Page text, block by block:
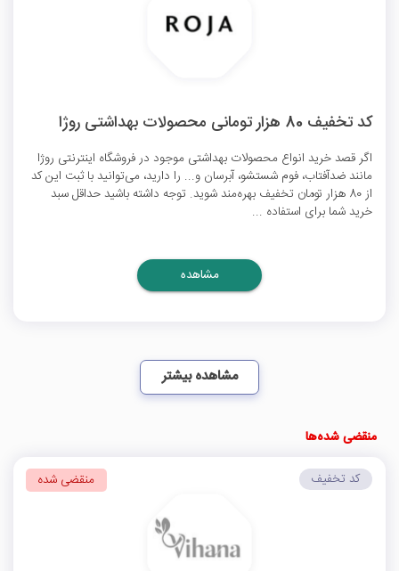
کد تخفیف 80 هزار تومانی محصولات بهداشتی روژا
اگر قصد خرید انواع محصولات بهداشتی موجود در فروشگاه اینترنتی روژا
مانند ضدآفتاب، فوم شستشو، آبرسان و... را دارید، می‌توانید با ثبت این کد
از 80 هزار تومان تخفیف بهره‌مند شوید. توجه داشته باشید حداقل سبد
خرید شما برای استفاده ...
مشاهده
مشاهده بیشتر
منقضی شده‌ها
کد تخفیف منقضی شده